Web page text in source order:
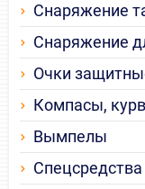
Снаряжение
Снаряжение
Очки
Компасы,
Вымпелы
Спецсредства